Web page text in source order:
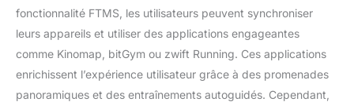
fonctionnalité FTMS, les utilisateurs peuvent synchroniser
leurs appareils et utiliser des applications engageantes
comme Kinomap, bitGym ou zwift Running. Ces applications
enrichissent l’expérience utilisateur grâce à des promenades
panoramiques et des entraînements autoguidés. Cependant,